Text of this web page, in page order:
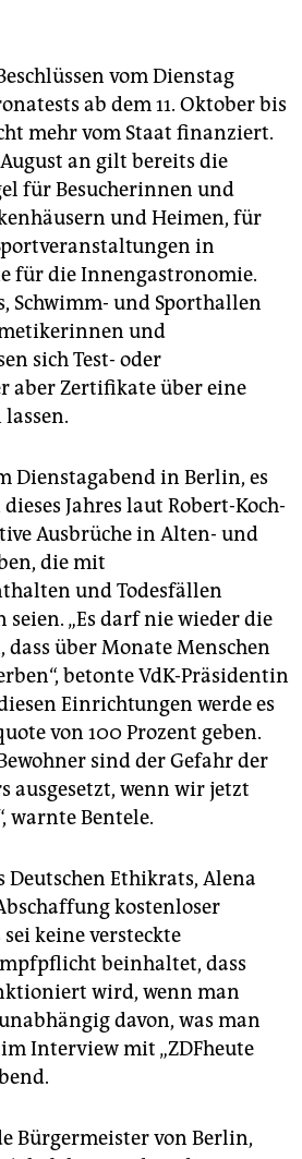
vom Dienstag
ab dem 11. Oktober bis
mehr vom Staat finanziert.
August an gilt bereits die
für Besucherinnen und
und Heimen, für
in
für die Innen­gas­tro­nomie.
Schwimm- und Sporthallen
und
sich Test- oder
aber Zertifikate über eine
Dienstagabend in Berlin, es
Jahres laut Robert-Koch-
Ausbrüche in Alten- und
die mit
und Todesfällen
seien. „Es darf nie wieder die
über Monate Menschen
betonte VdK-Präsidentin
Einrichtungen werde es
von 100 Prozent geben.
sind der Gefahr der
ausgesetzt, wenn wir jetzt
warnte Bentele.
Deutschen Ethikrats, Alena
kostenloser
keine versteckte
beinhaltet, dass
wird, wenn man
davon, was man
im Interview mit „ZDFheute
Bürgermeister von Berlin,